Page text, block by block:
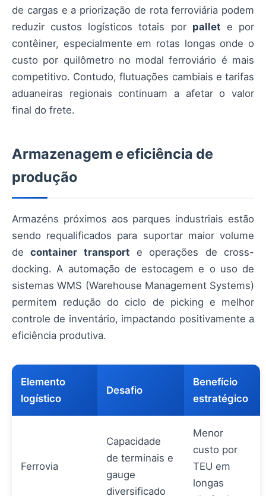
de cargas e a priorização de rota ferroviária podem
reduzir custos logísticos totais por pallet e por
contêiner, especialmente em rotas longas onde o
custo por quilômetro no modal ferroviário é mais
competitivo. Contudo, flutuações cambiais e tarifas
aduaneiras regionais continuam a afetar o valor
final do frete.
Armazenagem e eficiência de
produção
Armazéns próximos aos parques industriais estão
sendo requalificados para suportar maior volume
decontainer transport e operações de cross-
docking. A automação de estocagem e o uso de
sistemas WMS (Warehouse Management Systems)
permitem redução do ciclo de picking e melhor
controle de inventário, impactando positivamente a
eficiência produtiva.
Elemento
logístico
Desafio
Benefício
estratégico
Ferrovia
Capacidade
de terminais e
gauge
diversificado
Menor
custo por
TEU em
longas